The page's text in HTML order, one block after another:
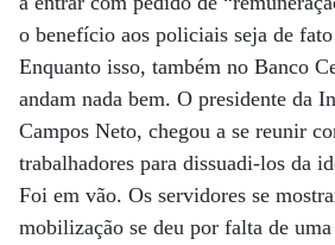
o benefício aos policiais seja de
Enquanto isso, também no Banco
andam nada bem. O presidente da
Campos Neto, chegou a se reunir
trabalhadores para dissuadi-los da
Foi em vão. Os servidores se
mobilização se deu por falta de